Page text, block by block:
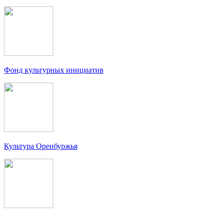
Фонд культурных инициатив
Культура Оренбуржья